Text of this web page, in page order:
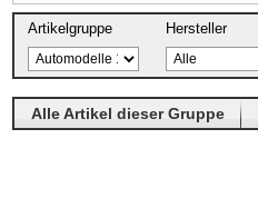
Artikelgruppe Hersteller
Alle Artikel dieser Gruppe